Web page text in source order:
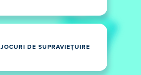
JOCURI DE SUPRAVIEȚUIRE